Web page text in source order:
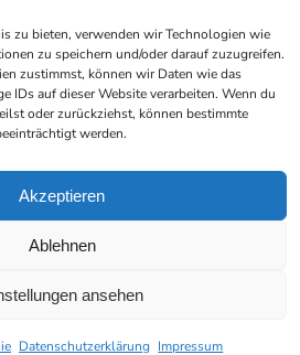
zu bieten, verwenden wir Technologien wie
zu speichern und/oder darauf zuzugreifen.
zustimmst, können wir Daten wie das
IDs auf dieser Website verarbeiten. Wenn du
oder zurückziehst, können bestimmte
werden.
Akzeptieren
Ablehnen
ansehen
Datenschutzerklärung Impressum
BLOG